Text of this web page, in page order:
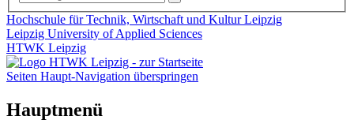
Hochschule für Technik, Wirtschaft und Kultur Leipzig
Leipzig University of Applied Sciences
HTWK Leipzig
Seiten Haupt-Navigation überspringen
Hauptmenü